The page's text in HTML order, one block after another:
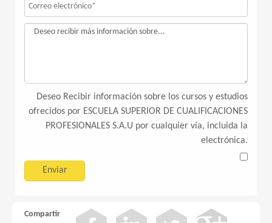
Deseo Recibir información sobre los cursos y estudios
ofrecidos por ESCUELA SUPERIOR DE CUALIFICACIONES
PROFESIONALES S.A.U por cualquier vía, incluida la
electrónica.
Compartir